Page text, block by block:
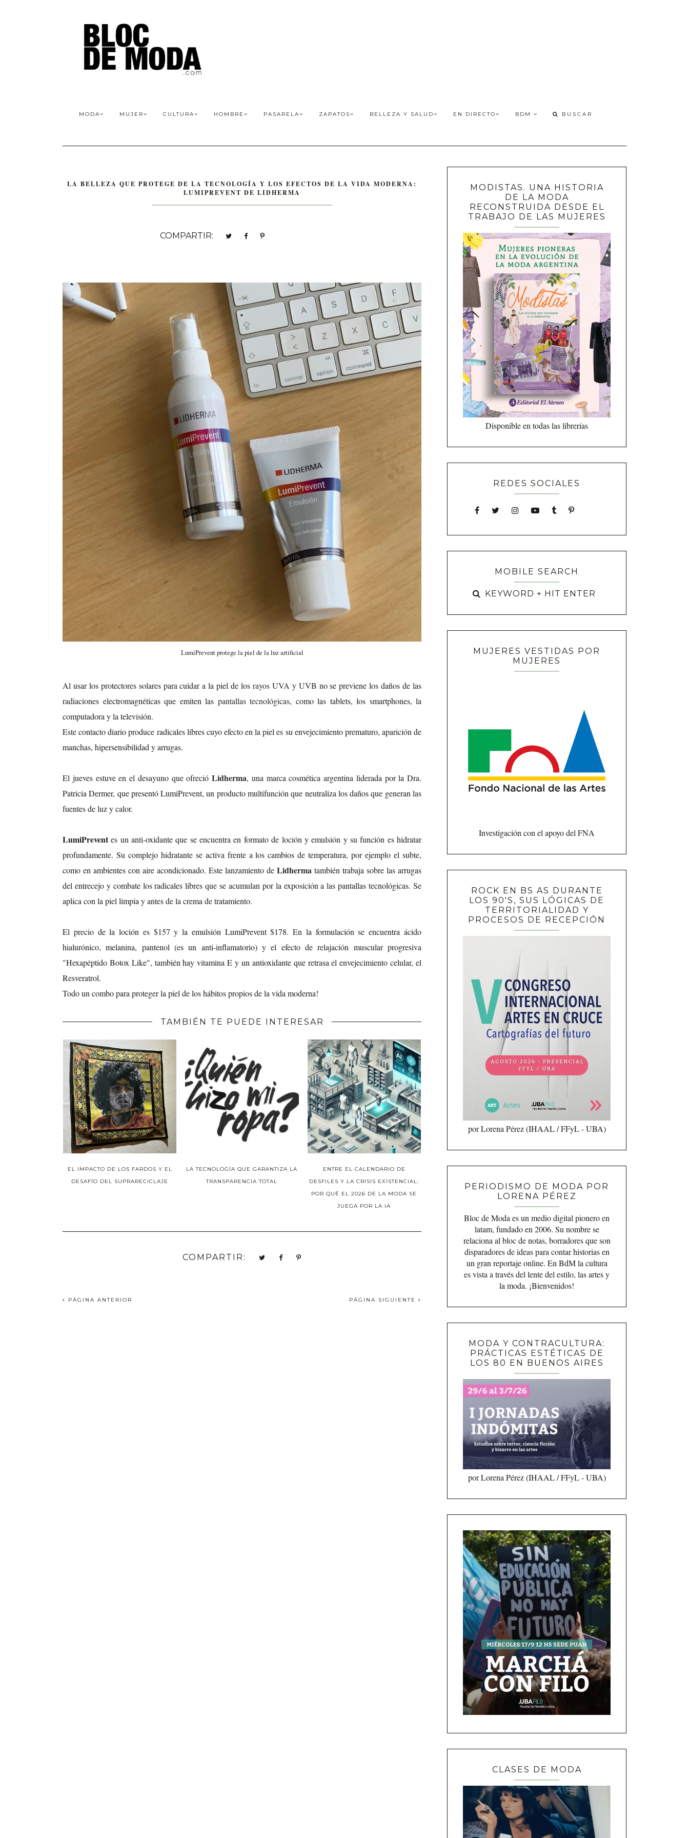
MODA MUJER CULTURA HOMBRE PASARELA ZAPATOS BELLEZA Y SALUD EN DIRECTO BDM
LA BELLEZA QUE PROTEGE DE LA TECNOLOGÍA Y LOS EFECTOS DE LA VIDA MODERNA:
LUMIPREVENT DE LIDHERMA
COMPARTIR:
LumiPrevent protege la piel de la luz artificial
Al usar los protectores solares para cuidar a la piel de los rayos UVA y UVB no se previene los daños de las
radiaciones electromagnéticas que emiten las pantallas tecnológicas, como las tablets, los smartphones, la
computadora y la televisión.
Este contacto diario produce radicales libres cuyo efecto en la piel es su envejecimiento prematuro, aparición de
manchas, hipersensibilidad y arrugas.
El jueves estuve en el desayuno que ofreció Lidherma, una marca cosmética argentina liderada por la Dra.
Patricia Dermer, que presentó LumiPrevent, un producto multifunción que neutraliza los daños que generan las
fuentes de luz y calor.
LumiPreventes un anti-oxidante que se encuentra en formato de loción y emulsión y su función es hidratar
profundamente. Su complejo hidratante se activa frente a los cambios de temperatura, por ejemplo el subte,
como en ambientes con aire acondicionado. Este lanzamiento de Lidherma también trabaja sobre las arrugas
del entrecejo y combate los radicales libres que se acumulan por la exposición a las pantallas tecnológicas. Se
aplica con la piel limpia y antes de la crema de tratamiento.
El precio de la loción es $157 y la emulsión LumiPrevent $178. En la formulación se encuentra ácido
hialurónico, melanina, pantenol (es un anti-inflamatorio) y el efecto de relajación muscular progresiva
"Hexapéptido Botox Like", también hay vitamina E y un antioxidante que retrasa el envejecimiento celular, el
Resveratrol.
Todo un combo para proteger la piel de los hábitos propios de la vida moderna!
TAMBIÉN TE PUEDE INTERESAR
EL IMPACTO DE LOS FARDOS Y EL
DESAFÍO DEL SUPRARECICLAJE
LA TECNOLOGÍA QUE GARANTIZA LA
TRANSPARENCIA TOTAL
ENTRE EL CALENDARIO DE
DESFILES Y LA CRISIS EXISTENCIAL:
POR QUÉ EL 2026 DE LA MODA SE
JUEGA POR LA IA
COMPARTIR:
PÁGINA ANTERIOR PÁGINA SIGUIENTE
MODISTAS. UNA HISTORIA
DE LA MODA
RECONSTRUIDA DESDE EL
TRABAJO DE LAS MUJERES
Disponible en todas las librerías
REDES SOCIALES
MOBILE SEARCH
MUJERES VESTIDAS POR
MUJERES
Investigación con el apoyo del FNA
ROCK EN BS AS DURANTE
LOS 90'S, SUS LÓGICAS DE
TERRITORIALIDAD Y
PROCESOS DE RECEPCIÓN
por Lorena Pérez (IHAAL / FFyL - UBA)
PERIODISMO DE MODA POR
LORENA PÉREZ
Bloc de Moda es un medio digital pionero en
latam, fundado en 2006. Su nombre se
relaciona al bloc de notas, borradores que son
disparadores de ideas para contar historias en
un gran reportaje online. En BdM la cultura
es vista a través del lente del estilo, las artes y
la moda. ¡Bienvenidos!
MODA Y CONTRACULTURA:
PRÁCTICAS ESTÉTICAS DE
LOS 80 EN BUENOS AIRES
por Lorena Pérez (IHAAL / FFyL - UBA)
CLASES DE MODA